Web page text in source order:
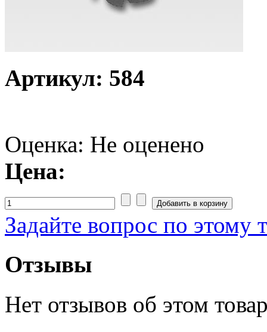
Артикул: 584
Оценка: Не оценено
Цена:
Задайте вопрос по этому
Отзывы
Нет отзывов об этом